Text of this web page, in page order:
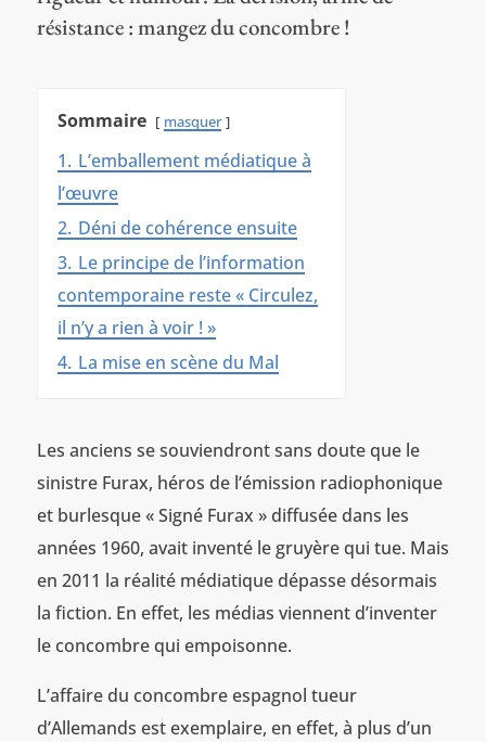
résistance : mangez du concombre !
Sommaire masquer
1. L’emballement médiatique à
l’œuvre
2. Déni de cohérence ensuite
3. Le principe de l’information
contemporaine reste « Circulez,
il n’y a rien à voir ! »
4. La mise en scène du Mal
Les anciens se souviendront sans doute que le
sinistre Furax, héros de l’émission radiophonique
et burlesque « Signé Furax » diffusée dans les
années 1960, avait inventé le gruyère qui tue. Mais
en 2011 la réalité médiatique dépasse désormais
la fiction. En effet, les médias viennent d’inventer
le concombre qui empoisonne.
L’affaire du concombre espagnol tueur
d’Allemands est exemplaire, en effet, à plus d’un